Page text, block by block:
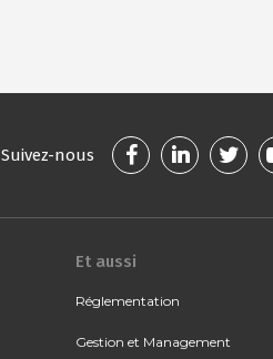
Suivez-nous
Et aussi
Réglementation
Gestion et Management